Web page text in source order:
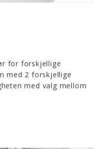
for forskjellige
med 2 forskjellige
med valg mellom